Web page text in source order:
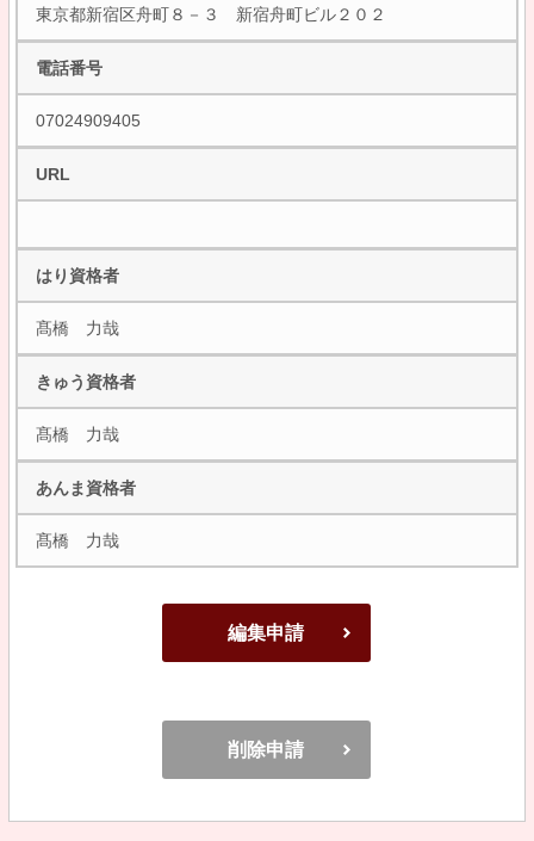
東京都新宿区舟町８－３ 新宿舟町ビル２０２
電話番号
07024909405
URL
はり資格者
髙橋 力哉
きゅう資格者
髙橋 力哉
あんま資格者
髙橋 力哉
編集申請
削除申請